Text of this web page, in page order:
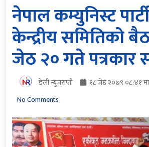
नेपाल कम्युनिस्ट
केन्द्रीय समितिको
जेठ २० गते पत्रकार
डेली न्युजराप्ती १८ जेष्ठ २०७९ ०८:४१ मा
No Comments